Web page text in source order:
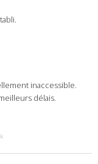
inaccessible.
délais.